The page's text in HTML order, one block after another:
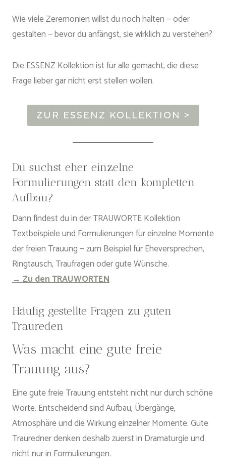
Wie viele Zeremonien willst du noch halten — oder
gestalten — bevor du anfängst, sie wirklich zu verstehen?
Die ESSENZ Kollektion ist für alle gemacht, die diese
Frage lieber gar nicht erst stellen wollen.
ZUR ESSENZ KOLLEKTION >
Du suchst eher einzelne
Formulierungen statt den kompletten
Aufbau?
Dann findest du in der TRAUWORTE Kollektion
Textbeispiele und Formulierungen für einzelne Momente
der freien Trauung — zum Beispiel für Eheversprechen,
Ringtausch, Traufragen oder gute Wünsche.
→ Zu den TRAUWORTEN
Häufig gestellte Fragen zu guten
Traureden
Was macht eine gute freie
Trauung aus?
Eine gute freie Trauung entsteht nicht nur durch schöne
Worte. Entscheidend sind Aufbau, Übergänge,
Atmosphäre und die Wirkung einzelner Momente. Gute
Trauredner denken deshalb zuerst in Dramaturgie und
nicht nur in Formulierungen.